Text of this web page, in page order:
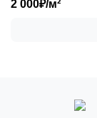
2 000₽/м²